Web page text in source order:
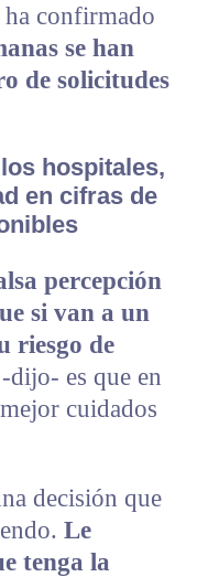
ha confirmado
se han
de solicitudes
hospitales,
en cifras de
percepción
si van a un
riesgo de
es que en
cuidados
decisión que
Le
tenga la